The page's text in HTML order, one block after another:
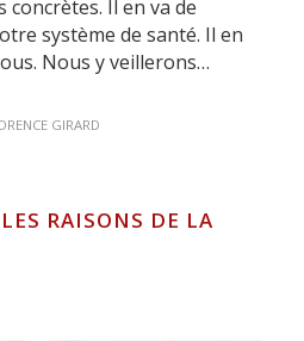
concrètes. Il en va de
système de santé. Il en
Nous y veillerons…
GIRARD
RAISONS DE LA